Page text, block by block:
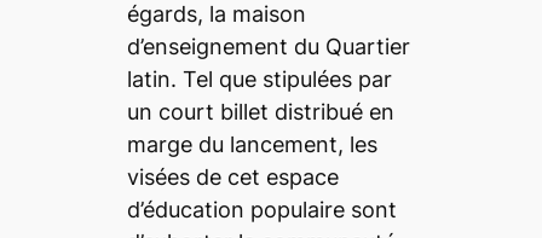
égards, la maison
d’enseignement du Quartier
latin. Tel que stipulées par
un court billet distribué en
marge du lancement, les
visées de cet espace
d’éducation populaire sont